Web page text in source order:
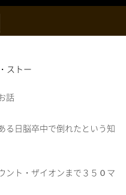
話
日脳卒中で倒れたという知
ント・ザイオンまで３５０マ